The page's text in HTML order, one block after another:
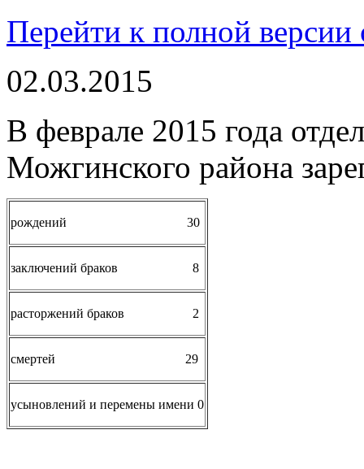
Перейти к полной версии
02.03.2015
В феврале 2015 года
Можгинского района
рождений 30
заключений браков 8
расторжений браков 2
смертей 29
усыновлений и перемены имени 0